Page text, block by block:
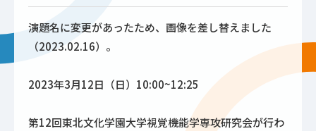
演題名に変更があったため、画像を差し替えました
（2023.02.16）。
2023年3月12日（日）10:00~12:25
第12回東北文化学園大学視覚機能学専攻研究会が行わ